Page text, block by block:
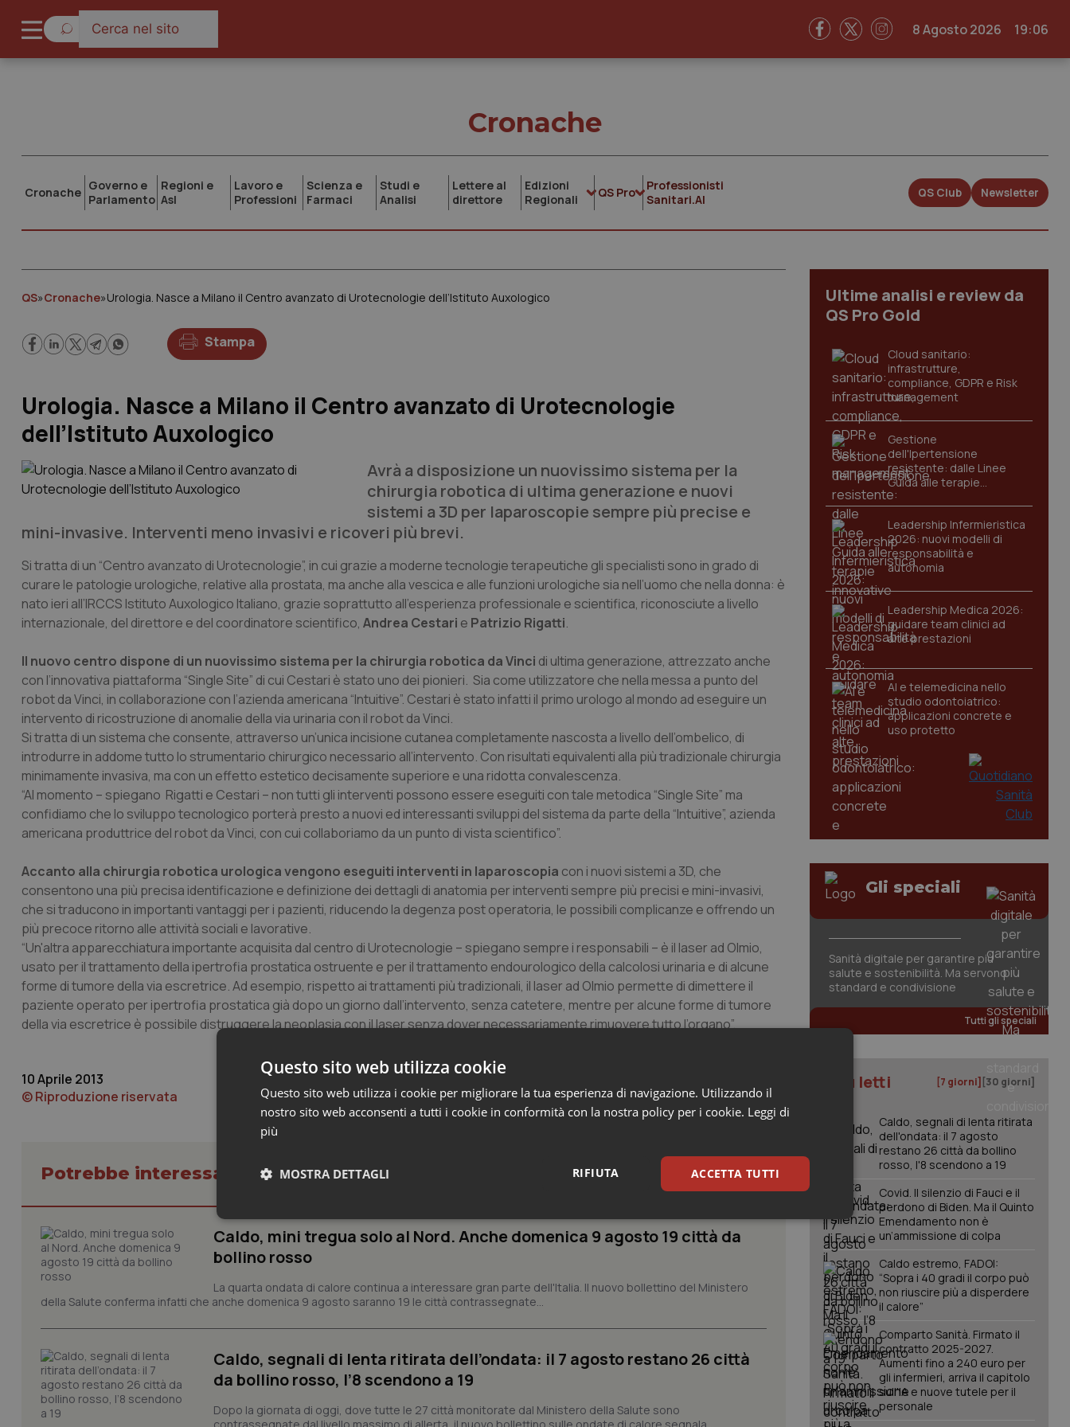
8 Agosto 2026 19:06
Cronache
Cronache Governo e
Parlamento
Regioni e
Asl
Lavoro e
Professioni
Scienza e
Farmaci
Studi e
Analisi
Lettere al
direttore
Edizioni
Regionali
QS Pro
Professionisti
Sanitari.AI
QS Club Newsletter
QS»Cronache»Urologia. Nasce a Milano il Centro avanzato di Urotecnologie dell’Istituto Auxologico
Stampa
Urologia. Nasce a Milano il Centro avanzato di Urotecnologie
dell’Istituto Auxologico
Avrà a disposizione un nuovissimo sistema per la
chirurgia robotica di ultima generazione e nuovi
sistemi a 3D per laparoscopie sempre più precise e
mini-invasive. Interventi meno invasivi e ricoveri più brevi.
Si tratta di un “Centro avanzato di Urotecnologie”, in cui grazie a moderne tecnologie terapeutiche gli specialisti sono in grado di
curare le patologie urologiche, relative alla prostata, ma anche alla vescica e alle funzioni urologiche sia nell’uomo che nella donna: è
nato ieri all’IRCCS Istituto Auxologico Italiano, grazie soprattutto all’esperienza professionale e scientifica, riconosciute a livello
internazionale, del direttore e del coordinatore scientifico, Andrea Cestari e Patrizio Rigatti.
Il nuovo centro dispone di un nuovissimo sistema per la chirurgia robotica da Vinci di ultima generazione, attrezzato anche
con l’innovativa piattaforma “Single Site” di cui Cestari è stato uno dei pionieri. Sia come utilizzatore che nella messa a punto del
robot da Vinci, in collaborazione con l’azienda americana “Intuitive”. Cestari è stato infatti il primo urologo al mondo ad eseguire un
intervento di ricostruzione di anomalie della via urinaria con il robot da Vinci.
Si tratta di un sistema che consente, attraverso un’unica incisione cutanea completamente nascosta a livello dell’ombelico, di
introdurre in addome tutto lo strumentario chirurgico necessario all’intervento. Con risultati equivalenti alla più tradizionale chirurgia
minimamente invasiva, ma con un effetto estetico decisamente superiore e una ridotta convalescenza.
“Al momento – spiegano Rigatti e Cestari – non tutti gli interventi possono essere eseguiti con tale metodica “Single Site” ma
confidiamo che lo sviluppo tecnologico porterà presto a nuovi ed interessanti sviluppi del sistema da parte della “Intuitive”, azienda
americana produttrice del robot da Vinci, con cui collaboriamo da un punto di vista scientifico”.
Accanto alla chirurgia robotica urologica vengono eseguiti interventi in laparoscopia con i nuovi sistemi a 3D, che
consentono una più precisa identificazione e definizione dei dettagli di anatomia per interventi sempre più precisi e mini-invasivi,
che si traducono in importanti vantaggi per i pazienti, riducendo la degenza post operatoria, le possibili complicanze e offrendo un
più precoce ritorno alle attività sociali e lavorative.
“Un'altra apparecchiatura importante acquisita dal centro di Urotecnologie – spiegano sempre i responsabili – è il laser ad Olmio,
usato per il trattamento della ipertrofia prostatica ostruente e per il trattamento endourologico della calcolosi urinaria e di alcune
forme di tumore della via escretrice. Ad esempio, rispetto ai trattamenti più tradizionali, il laser ad Olmio permette di dimettere il
paziente operato per ipertrofia prostatica già dopo un giorno dall’intervento, senza catetere, mentre per alcune forme di tumore
della via escretrice è possibile distruggere la neoplasia con il laser senza dover necessariamente rimuovere tutto l’organo”.
10 Aprile 2013
© Riproduzione riservata
Potrebbe interessarti in Cronache
Caldo, mini tregua solo al Nord. Anche domenica 9 agosto 19 città da
bollino rosso
La quarta ondata di calore continua a interessare gran parte dell'Italia. Il nuovo bollettino del Ministero
della Salute conferma infatti che anche domenica 9 agosto saranno 19 le città contrassegnate...
Caldo, segnali di lenta ritirata dell’ondata: il 7 agosto restano 26 città
da bollino rosso, l’8 scendono a 19
Dopo la giornata di oggi, dove tutte le 27 città monitorate dal Ministero della Salute sono
Ultime analisi e review da
QS Pro Gold
Cloud sanitario:
infrastrutture,
compliance, GDPR e Risk
management
Gestione
dell'Ipertensione
resistente: dalle Linee
Guida alle terapie
innovative
Leadership Infermieristica
2026: nuovi modelli di
responsabilità e
autonomia
Leadership Medica 2026:
guidare team clinici ad
alte prestazioni
AI e telemedicina nello
studio odontoiatrico:
applicazioni concrete e
uso protetto
Gli speciali
Sanità digitale per garantire più
salute e sostenibilità. Ma servono
standard e condivisione
Tutti gli speciali
I più letti [7 giorni] [30 giorni]
Caldo, segnali di lenta ritirata
dell'ondata: il 7 agosto
restano 26 città da bollino
rosso, l'8 scendono a 19
Covid. Il silenzio di Fauci e il
perdono di Biden. Ma il Quinto
Emendamento non è
un’ammissione di colpa
Caldo estremo, FADOI:
“Sopra i 40 gradi il corpo può
non riuscire più a disperdere
il calore”
Comparto Sanità. Firmato il
contratto 2025-2027.
Aumenti fino a 240 euro per
gli infermieri, arriva il capitolo
sull'IA e nuove tutele per il
personale
Questo sito web utilizza cookie
Questo sito web utilizza i cookie per migliorare la tua esperienza di navigazione. Utilizzando il
nostro sito web acconsenti a tutti i cookie in conformità con la nostra policy per i cookie. Leggi di
più
ACCETTA TUTTI
RIFIUTA
MOSTRA DETTAGLI
Necessari Statistici Marketing
I cookie necessari contribuiscono a rendere fruibile il sito web abilitandone funzionalità di base quali la navigazione sulle pagine
e l'accesso alle aree protette del sito. Il sito web non è in grado di funzionare correttamente senza questi cookie.
VISITOR_PRIVACY_METADATA
YouTube
5 mesi 4
Questo cookie viene utilizzato per memorizzare le